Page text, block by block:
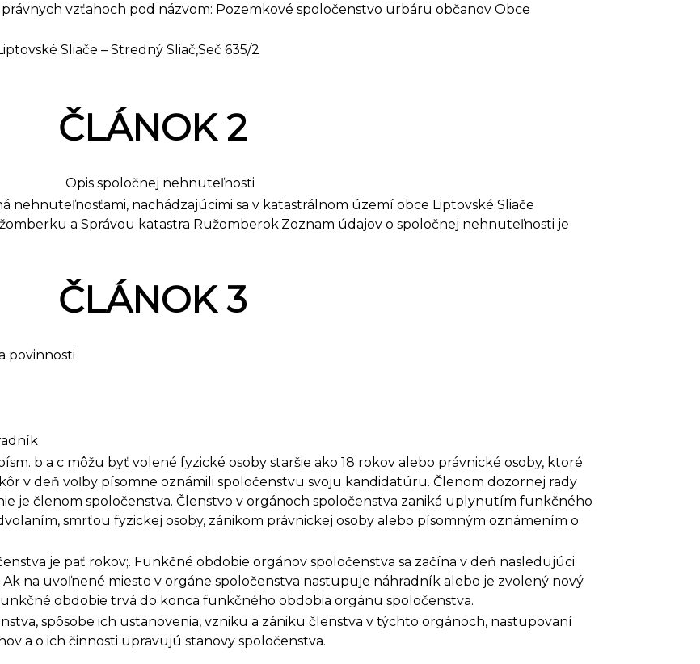
vzťahoch pod názvom: Pozemkové spoločenstvo urbáru občanov Obce
Sliače – Stredný Sliač,Seč 635/2
ČLÁNOK 2
Opis spoločnej nehnuteľnosti
nehnuteľnosťami, nachádzajúcimi sa v katastrálnom území obce Liptovské Sliače
a Správou katastra Ružomberok.Zoznam údajov o spoločnej nehnuteľnosti je
ČLÁNOK 3
povinnosti
b a c môžu byť volené fyzické osoby staršie ako 18 rokov alebo právnické osoby, ktoré
v deň voľby písomne oznámili spoločenstvu svoju kandidatúru. Členom dozornej rady
je členom spoločenstva. Členstvo v orgánoch spoločenstva zaniká uplynutím funkčného
smrťou fyzickej osoby, zánikom právnickej osoby alebo písomným oznámením o
je päť rokov;. Funkčné obdobie orgánov spoločenstva sa začína v deň nasledujúci
na uvoľnené miesto v orgáne spoločenstva nastupuje náhradník alebo je zvolený nový
obdobie trvá do konca funkčného obdobia orgánu spoločenstva.
spôsobe ich ustanovenia, vzniku a zániku členstva v týchto orgánoch, nastupovaní
a o ich činnosti upravujú stanovy spoločenstva.